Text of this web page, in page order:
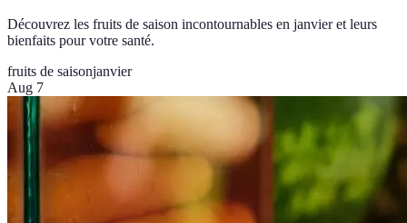
Découvrez les fruits de saison incontournables en janvier et leurs
bienfaits pour votre santé.
fruits de saisonjanvier
Aug 7